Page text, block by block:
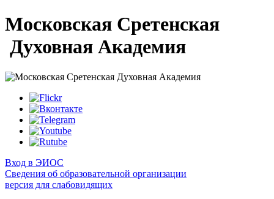
Московская Сретенская
Духовная Академия
Вход в ЭИОС
Сведения об образовательной организации
версия для слабовидящих